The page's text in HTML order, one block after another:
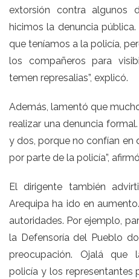
extorsión contra algunos
hicimos la denuncia
que teníamos a la policía,
los compañeros para
temen represalias”, explicó.
Además, lamentó que
realizar una denuncia
y dos, porque no confían en
por parte de la policía”,
El dirigente también
Arequipa ha ido en
autoridades. Por ejemplo,
la Defensoría del Pueblo
preocupación. Ojalá que
policía y los representantes